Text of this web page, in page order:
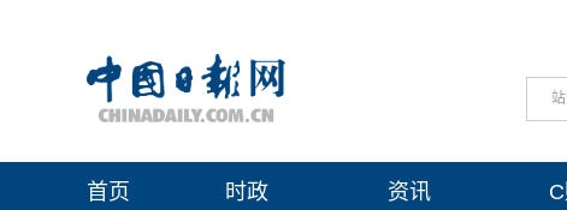
首页 时政 资讯